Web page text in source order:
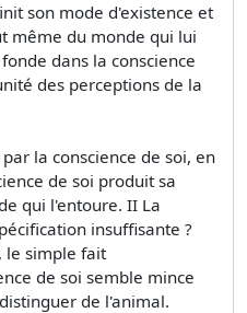
son mode d'existence et
même du monde qui lui
dans la conscience
des perceptions de la
la conscience de soi, en
de soi produit sa
qui l'entoure. II La
insuffisante ?
le simple fait
de soi semble mince
de l'animal.